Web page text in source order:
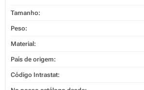
Tamanho:
Peso:
Material:
País de origem:
Código Intrastat: